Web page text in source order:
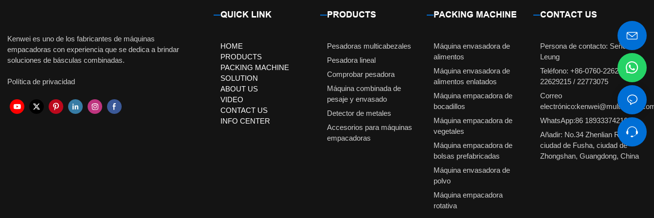
Kenwei es uno de los fabricantes de máquinas
empacadoras con experiencia que se dedica a brindar
soluciones de básculas combinadas.
Política de privacidad
QUICK LINK
HOME
PRODUCTS
PACKING MACHINE
SOLUTION
ABOUT US
VIDEO
CONTACT US
INFO CENTER
PRODUCTS
Pesadoras multicabezales
Pesadora lineal
Comprobar pesadora
Máquina combinada de
pesaje y envasado
Detector de metales
Accesorios para máquinas
empacadoras
PACKING MACHINE
Máquina envasadora de
alimentos
Máquina envasadora de
alimentos enlatados
Máquina empacadora de
bocadillos
Máquina empacadora de
vegetales
Máquina empacadora de
bolsas prefabricadas
Máquina envasadora de
polvo
Máquina empacadora
rotativa
CONTACT US
Persona de contacto: Señorita
Leung
Teléfono: +86-0760-22629231 /
22629215 / 22773075
Correo
WhatsApp:86 18933374210
Añadir: No.34 Zhenlian Road,
ciudad de Fusha, ciudad de
Zhongshan, Guangdong, China